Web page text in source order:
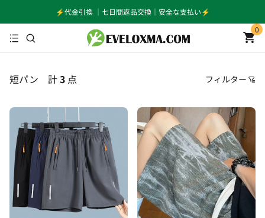
⚡️代金引換 ｜七日間返品交換｜安全な支払い⚡️
0
短パン 計3 点 フィルター
価格
おすすめ順
安い順
高い順
新着順